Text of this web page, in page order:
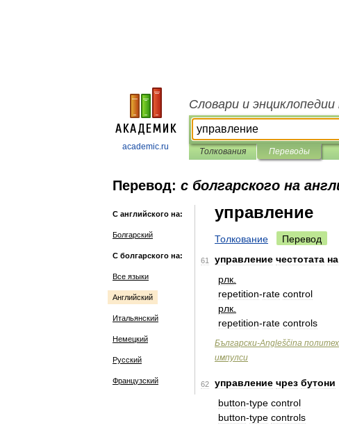
academic.ru
Словари и
Толкования Переводы
Перевод: с болгарского на
С английского на:
Болгарский
С болгарского на:
Все языки
Английский
Итальянский
Немецкий
Русский
Французский
управление
Толкование Перевод
61 управление честотата на
рлк
repetition-rate control
рлк
repetition-rate controls
Български-Angleščina
импулси
62 управление чрез бутони
button-type control
button-type controls